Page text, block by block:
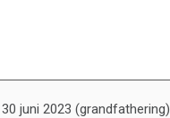
juni 2023